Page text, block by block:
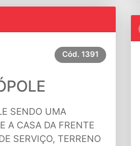
Cód. 1391
SENDO UMA
A CASA DA FRENTE
SERVIÇO, TERRENO